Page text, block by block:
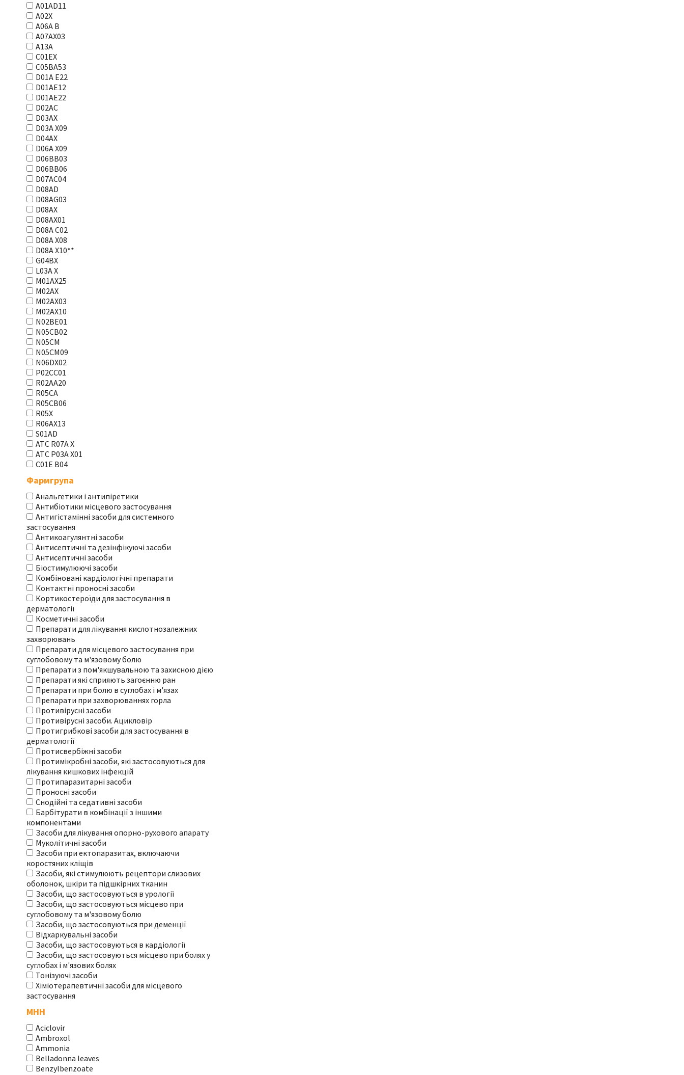
A01AD11
A02X
A06A В
A07AX03
A13A
C01EX
C05BA53
D01A E22
D01AE12
D01AE22
D02AC
D03AX
D03A X09
D04AX
D06A X09
D06BB03
D06BB06
D07AC04
D08AD
D08AG03
D08AX
D08AX01
D08А С02
D08А Х08
D08А Х10**
G04BX
L03А Х
M01AX25
M02AX
M02AX03
M02AX10
N02BE01
N05CB02
N05CM
N05CM09
N06DX02
P02CC01
R02AA20
R05CA
R05CB06
R05X
R06AX13
S01AD
АТС R07A X
АТС Р03А Х01
С01Е В04
Фармгрупа
Анальгетики і антипіретики
Антибіотики місцевого застосування
Антигістамінні засоби для системного
застосування
Антикоагулянтні засоби
Антисептичні та дезінфікуючі засоби
Антисептичні засоби
Біостимулюючі засоби
Комбіновані кардіологічні препарати
Контактні проносні засоби
Кортикостероїди для застосування в
дерматології
Косметичні засоби
Препарати для лікування кислотнозалежних
захворювань
Препарати для місцевого застосування при
суглобовому та м'язовому болю
Препарати з пом'якшувальною та захисною дією
Препарати які сприяють загоєнню ран
Препарати при болю в суглобах і м'язах
Препарати при захворюваннях горла
Противірусні засоби
Противірусні засоби. Ацикловір
Протигрибкові засоби для застосування в
дерматології
Протисвербіжні засоби
Протимікробні засоби, які застосовуються для
лікування кишкових інфекцій
Протипаразитарні засоби
Проносні засоби
Снодійні та седативні засоби
Барбітурати в комбінації з іншими
компонентами
Засоби для лікування опорно-рухового апарату
Муколітичні засоби
Засоби при ектопаразитах, включаючи
коростяних кліщів
Засоби, які стимулюють рецептори слизових
оболонок, шкіри та підшкірних тканин
Засоби, що застосовуються в урології
Засоби, що застосовуються місцево при
суглобовому та м'язовому болю
Засоби, що застосовуються при деменції
Відхаркувальні засоби
Засоби, що застосовуються в кардіології
Засоби, що застосовуються місцево при болях у
суглобах і м'язових болях
Тонізуючі засоби
Хіміотерапевтичні засоби для місцевого
застосування
МНН
Aciclovir
Ambroxol
Ammonia
Belladonna leaves
Benzylbenzoate